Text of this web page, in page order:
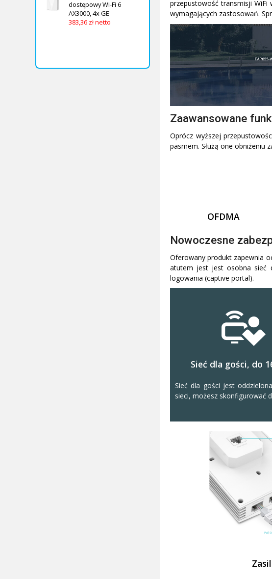
dostępowy Wi-Fi 6
AX3000, 4x GE
383,36 zł netto
przepustowość transmisji WiFi
wymagających zastosowań.
Zaawansowane
Oprócz wyższej
pasmem. Służą one obniżeniu
OFDMA
Nowoczesne
Oferowany produkt zapewnia
atutem jest jest osobna sieć
logowania (captive portal).
Sieć dla gości, do
Sieć dla gości jest
sieci, możesz skonfigurować